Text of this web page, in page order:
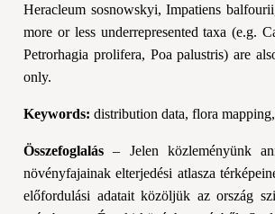
Heracleum sosnowskyi, Impatiens
more or less underrepresented taxa (e.g.
Petrorhagia prolifera, Poa palustris) are
only.
Keywords: distribution data, flora
Összefoglalás – Jelen közleményünk
növényfajainak elterjedési atlasza
előfordulási adatait közöljük az ország